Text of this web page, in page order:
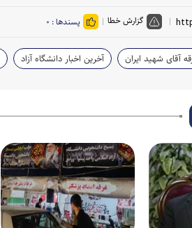
گزارش خطا پسندها : ۰
آقای شهید ایران آخرین اخبار دانشگاه آزاد